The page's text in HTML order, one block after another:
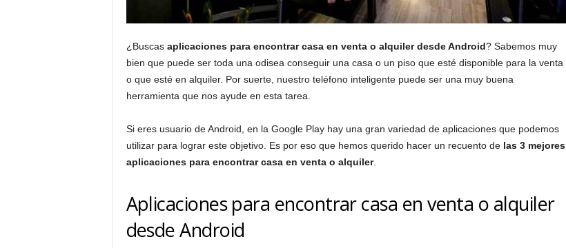
¿Buscasaplicaciones para encontrar casa en venta o alquiler desde Android? Sabemos muy
bien que puede ser toda una odisea conseguir una casa o un piso que esté disponible para la venta
o que esté en alquiler. Por suerte, nuestro teléfono inteligente puede ser una muy buena
herramienta que nos ayude en esta tarea.
Si eres usuario de Android, en la Google Play hay una gran variedad de aplicaciones que podemos
utilizar para lograr este objetivo. Es por eso que hemos querido hacer un recuento de las 3 mejores
aplicaciones para encontrar casa en venta o alquiler.
Aplicaciones para encontrar casa en venta o alquiler
desde Android